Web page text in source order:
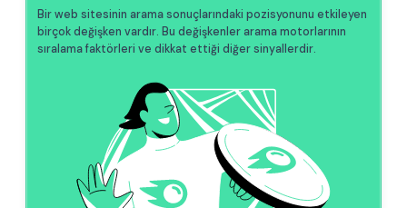
Bir web sitesinin arama sonuçlarındaki pozisyonunu etkileyen
birçok değişken vardır. Bu değişkenler arama motorlarının
sıralama faktörleri ve dikkat ettiği diğer sinyallerdir.